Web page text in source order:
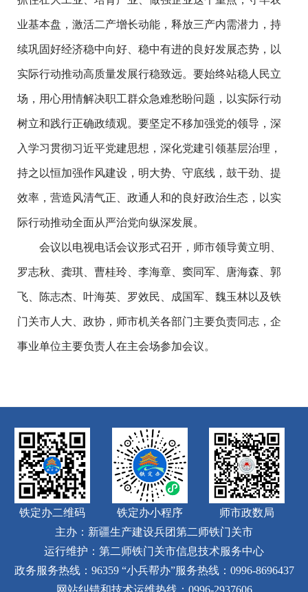
业基本盘，激活二产增长动能，释放三产内需潜力，持
续巩固好经济稳中向好、稳中有进的良好发展态势，以
实际行动推动高质量发展行稳致远。要始终站稳人民立
场，用心用情解决职工群众急难愁盼问题，以实际行动
树立和践行正确政绩观。要坚定不移加强党的领导，深
入学习贯彻习近平党建思想，深化党建引领基层治理，
持之以恒加强作风建设，明大势、守底线，鼓干劲、提
效率，营造风清气正、政通人和的良好政治生态，以实
际行动推动全面从严治党向纵深发展。
会议以电视电话会议形式召开，师市领导黄立明、
罗志秋、龚琪、曹桂玲、李海章、窦同军、唐海森、郭
飞、陈志杰、叶海英、罗效民、成国军、魏玉林以及铁
门关市人大、政协，师市机关各部门主要负责同志，企
事业单位主要负责人在主会场参加会议。
铁定办二维码 铁定办小程序
师市政数局
主办：新疆生产建设兵团第二师铁门关市
运行维护：第二师铁门关市信息技术服务中心
政务服务热线：96359 “小兵帮办”服务热线：0996-8696437
网站纠错和技术运维热线：0996-2937606